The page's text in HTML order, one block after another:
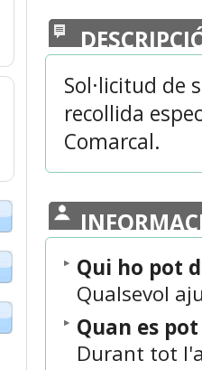
Sol·licitud de
recollida
Comarcal.
Qui ho pot
Qualsevol
Quan es
Durant tot